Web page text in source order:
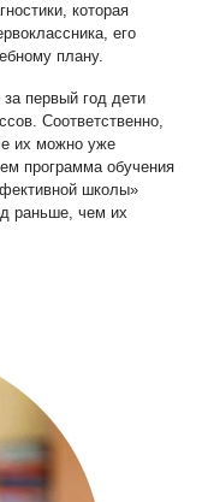
которая
его
плану.
первый год дети
Соответственно,
их можно уже
программа обучения
школы»
раньше, чем их